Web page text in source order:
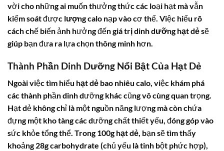
vời cho những ai muốn thưởng thức các loại hạt mà vẫn
kiểm soát được lượng calo nạp vào cơ thể. Việc hiểu rõ
cách chế biến ảnh hưởng đếngiá trị dinh dưỡng hạt dẻsẽ
giúp bạn đưa ra lựa chọn thông minh hơn.
Thành Phần Dinh Dưỡng Nổi Bật Của Hạt Dẻ
Ngoài việc tìm hiểu hạt dẻ bao nhiêu calo, việc khám phá
các thành phần dinh dưỡng khác cũng vô cùng quan trọng.
Hạt dẻ không chỉ là một nguồn năng lượng mà còn chứa
đựng một kho tàng các dưỡng chất thiết yếu, đóng góp vào
sức khỏe tổng thể. Trong 100ghạt dẻ, bạn sẽ tìm thấy
khoảng 28g carbohydrate (chủ yếu là tinh bột phức hợp),